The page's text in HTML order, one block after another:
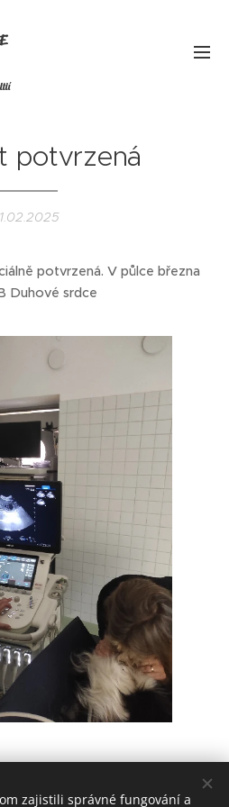
potvrzená
potvrzená. V půlce března
Duhové srdce 😊
zajistili správné fungování a